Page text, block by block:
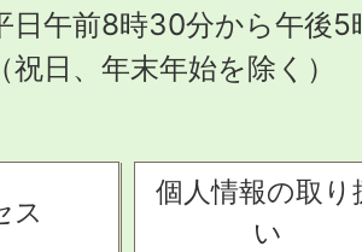
日午前8時30分から午後5
（祝日、年末年始を除く）
ス
個人情報の取り
い